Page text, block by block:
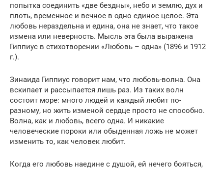
попытка соединить «две бездны», небо и землю, дух и
плоть, временное и вечное в одно единое целое. Эта
любовь нераздельна и едина, она не знает, что такое
измена или неверность. Мысль эта была выражена
Гиппиус в стихотворении «Любовь – одна» (1896 и 1912
г.).
Зинаида Гиппиус говорит нам, что любовь-волна. Она
вскипает и рассыпается лишь раз. Из таких волн
состоит море: много людей и каждый любит по-
разному, но жить изменой сердце просто не способно.
Волна, как и любовь, всего одна. И никакие
человеческие пороки или обыденная ложь не может
изменить то, как человек любит.
Когда его любовь наедине с душой, ей нечего бояться,